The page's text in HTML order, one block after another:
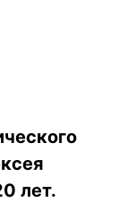
лет.